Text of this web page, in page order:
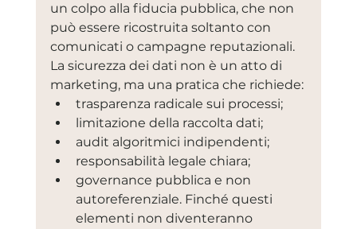
un colpo alla fiducia pubblica, che non
può essere ricostruita soltanto con
comunicati o campagne reputazionali.
La sicurezza dei dati non è un atto di
marketing, ma una pratica che richiede:
trasparenza radicale sui processi;
limitazione della raccolta dati;
audit algoritmici indipendenti;
responsabilità legale chiara;
governance pubblica e non
autoreferenziale. Finché questi
elementi non diventeranno